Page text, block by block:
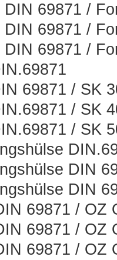
69871 /
69871 /
69871 /
69871 / SK
/ SK
/ SK
DIN
DIN
69871 / OZ
69871 / OZ
69871 / OZ